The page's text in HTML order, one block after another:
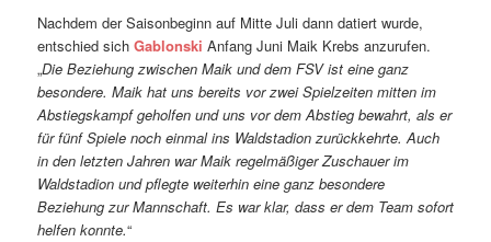
Nachdem der Saisonbeginn auf Mitte Juli dann datiert wurde,
entschied sich Gablonski Anfang Juni Maik Krebs anzurufen.
„Die Beziehung zwischen Maik und dem FSV ist eine ganz
besondere. Maik hat uns bereits vor zwei Spielzeiten mitten im
Abstiegskampf geholfen und uns vor dem Abstieg bewahrt, als er
für fünf Spiele noch einmal ins Waldstadion zurückkehrte. Auch
in den letzten Jahren war Maik regelmäßiger Zuschauer im
Waldstadion und pflegte weiterhin eine ganz besondere
Beziehung zur Mannschaft. Es war klar, dass er dem Team sofort
helfen konnte.“